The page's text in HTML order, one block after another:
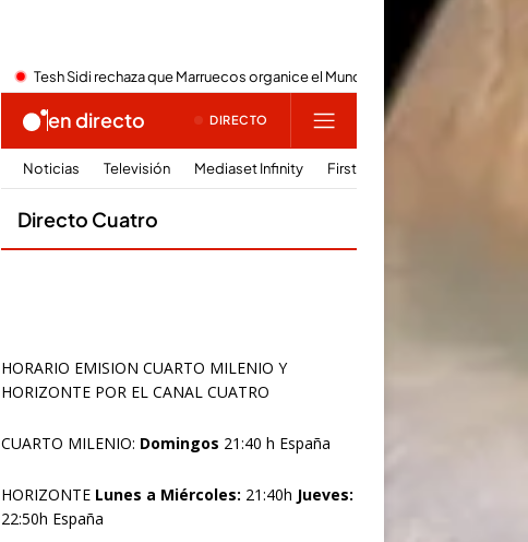
HORARIO EMISION CUARTO MILENIO Y
HORIZONTE POR EL CANAL CUATRO
CUARTO MILENIO: Domingos 21:40 h España
HORIZONTE Lunes a Miércoles: 21:40h Jueves:
22:50h España